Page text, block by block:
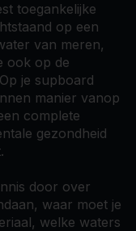
toegankelijke
op een
van meren,
ook op de
je supboard
manier vanop
complete
gezondheid
door over
waar moet je
welke waters